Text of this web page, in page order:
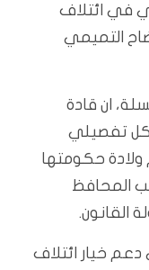
في ائتلاف
التميمي
ان قادة
تفصيلي
حكومتها
المحافظ
القانون.
دعم خيار ائتلاف